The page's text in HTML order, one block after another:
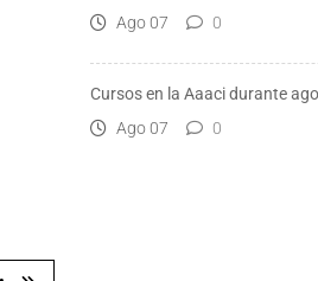
Ago 07
0
Cursos en la Aaaci durante
Ago 07
0